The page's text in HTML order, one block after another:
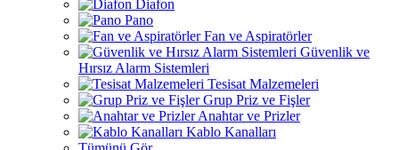
Diafon
Pano
Fan ve Aspiratörler
Güvenlik ve
Hırsız Alarm Sistemleri
Tesisat Malzemeleri
Grup Priz ve Fişler
Anahtar ve Prizler
Kablo Kanalları